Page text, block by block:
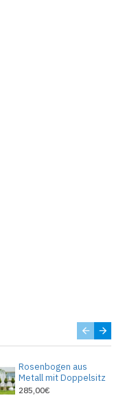
Rosenbogen aus
Metall mit Doppelsitz
285,00€